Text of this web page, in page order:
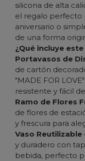
silicona de alta
el regalo perfecto
aniversario o
de una forma
¿Qué incluye
Portavasos de
de cartón
"MADE FOR
resistente y fácil
Ramo de Flores
de flores de
y frescura para
Vaso Reutilizable
y duradero con
bebida, perfecto